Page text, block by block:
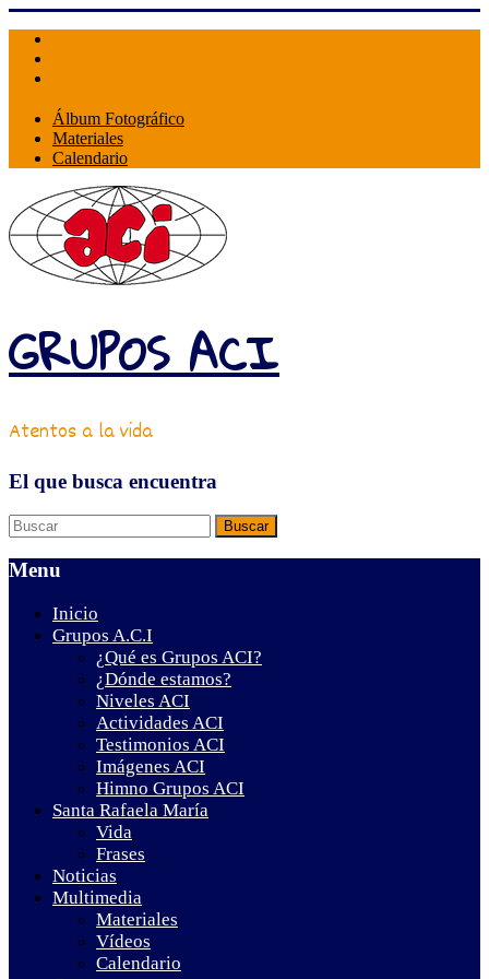
content
Álbum Fotográfico
Materiales
Calendario
GRUPOS ACI
Atentos a la vida
El que busca encuentra
Menu
Inicio
Grupos A.C.I
¿Qué es Grupos ACI?
¿Dónde estamos?
Niveles ACI
Actividades ACI
Testimonios ACI
Imágenes ACI
Himno Grupos ACI
Santa Rafaela María
Vida
Frases
Noticias
Multimedia
Materiales
Vídeos
Calendario